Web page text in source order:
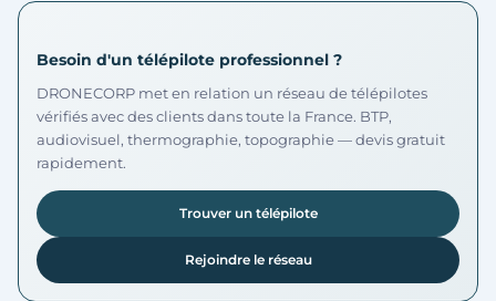
Besoin d'un télépilote professionnel ?
DRONECORP met en relation un réseau de télépilotes
vérifiés avec des clients dans toute la France. BTP,
audiovisuel, thermographie, topographie — devis gratuit
rapidement.
Trouver un télépilote
Rejoindre le réseau